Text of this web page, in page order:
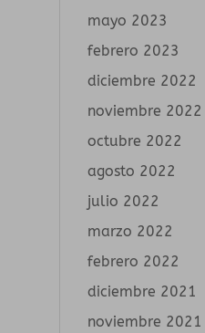
mayo 2023
febrero 2023
diciembre 2022
noviembre 2022
octubre 2022
agosto 2022
julio 2022
marzo 2022
febrero 2022
diciembre 2021
noviembre 2021